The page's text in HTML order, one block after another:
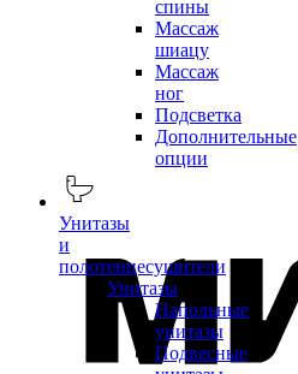
спины
Массаж
шиацу
Массаж
ног
Подсветка
Дополнительные
опции
Унитазы
и
полотенцесушители
Унитазы
Напольные
унитазы
Подвесные